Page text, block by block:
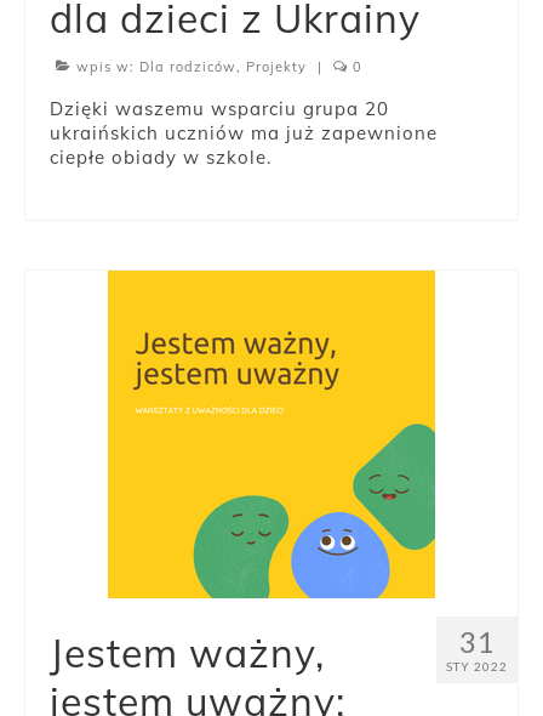
dla dzieci z Ukrainy
wpis w: Dla rodziców Projekty | 0
Dzięki waszemu wsparciu grupa 20
ukraińskich uczniów ma już zapewnione
ciepłe obiady w szkole.
31
STY 2022
Jestem ważny,
jestem uważny: